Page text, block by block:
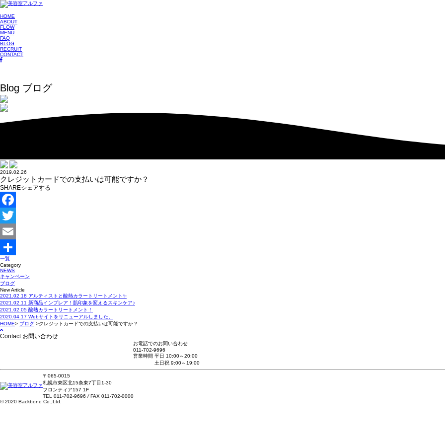
HOME
ABOUT
FLOW
MENU
FAQ
BLOG
RECRUIT
CONTACT
Blog ブログ
2019.02.26
クレジットカードでの支払いは可能ですか？
SHAREシェアする
Facebook
Twitter
Email
共
有
一覧
Category
NEWS
キャンペーン
ブログ
New Article
2021.02.18 アルティストと酸熱カラートリートメント✨
2021.02.11 新商品インプレア！肌印象を変えるスキンケア♪
2021.02.05 酸熱カラートリートメント！
2020.04.17 Webサイトをリニューアルしました。
HOME> ブログ >クレジットカードでの支払いは可能ですか？
Contact お問い合わせ
お電話でのお問い合わせ
011-702-9696
営業時間 平日 10:00～20:00
土日祝 9:00～19:00
〒065-0015
札幌市東区北15条東7丁目1-30
フロンティア157 1F
TEL 011-702-9696 /FAX 011-702-0000
© 2020 Backbone Co.,Ltd.